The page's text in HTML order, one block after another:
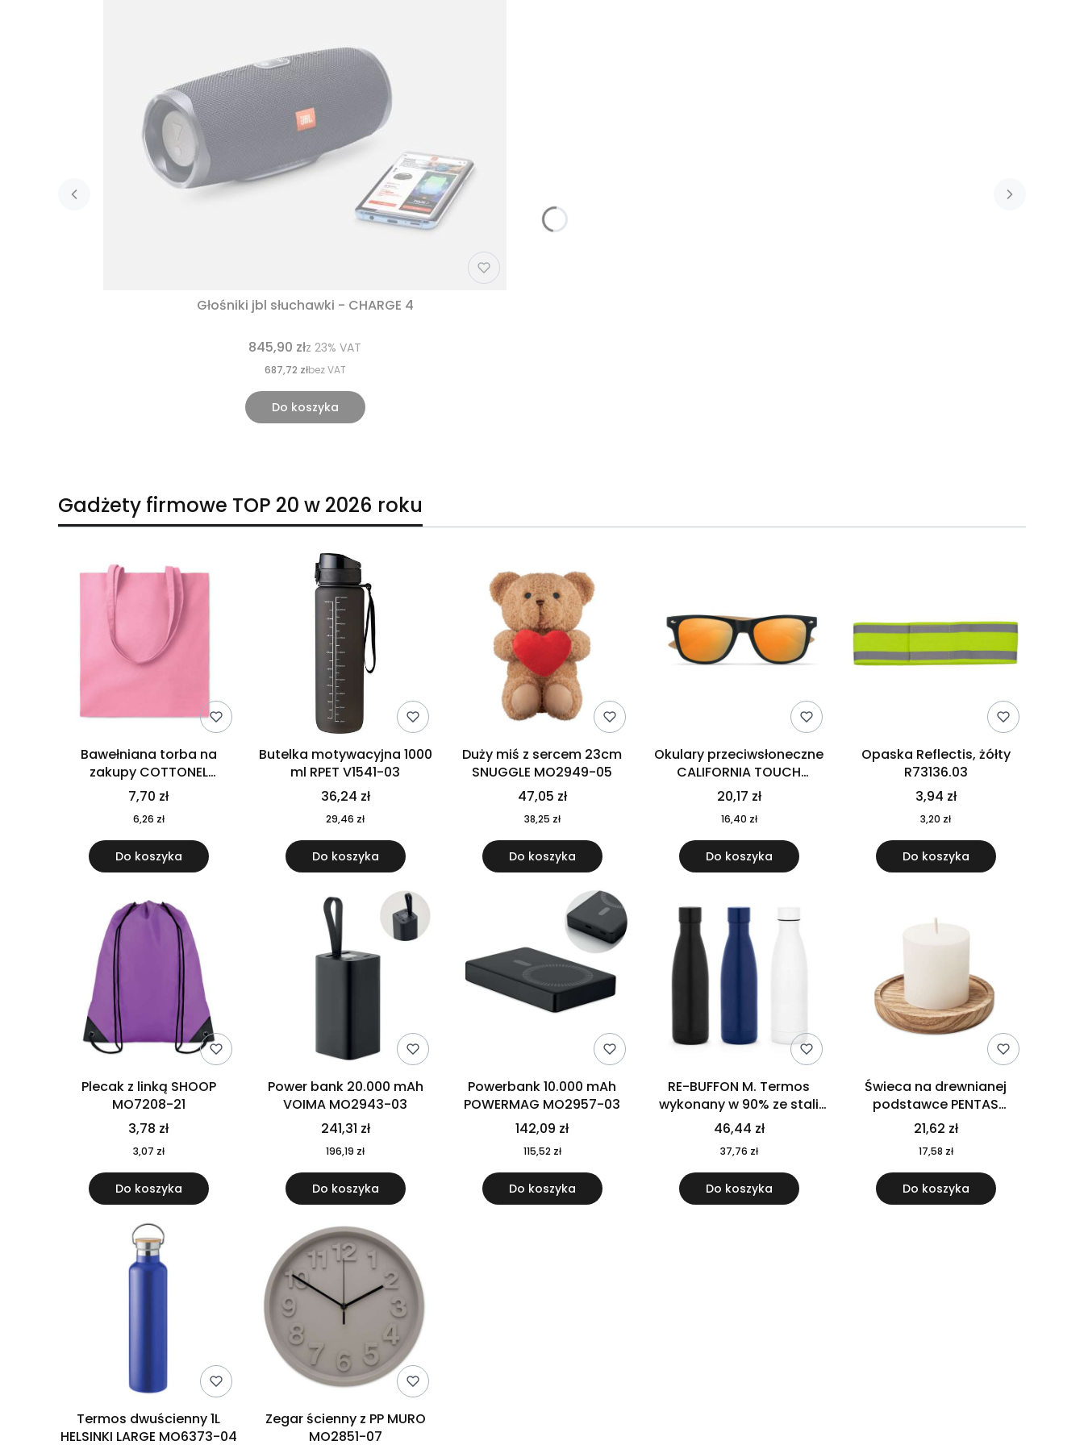
Głośniki jbl słuchawki - CHARGE 4
845,90 złz 23% VAT
687,72 złbez VAT
Do koszyka
Gadżety firmowe TOP 20 w 2026 roku
Bawełniana torba na
zakupy COTTONEL
COLOUR++ MO9846-11
7,70 zł
6,26 zł
Do koszyka
Butelka motywacyjna 1000
ml RPET V1541-03
36,24 zł
29,46 zł
Do koszyka
Duży miś z sercem 23cm
SNUGGLE MO2949-05
47,05 zł
38,25 zł
Do koszyka
Okulary przeciwsłoneczne
CALIFORNIA TOUCH
MO9617-10
20,17 zł
16,40 zł
Do koszyka
Opaska Reflectis, żółty
R73136.03
3,94 zł
3,20 zł
Do koszyka
Plecak z linką SHOOP
MO7208-21
3,78 zł
3,07 zł
Do koszyka
Power bank 20.000 mAh
VOIMA MO2943-03
241,31 zł
196,19 zł
Do koszyka
Powerbank 10.000 mAh
POWERMAG MO2957-03
142,09 zł
115,52 zł
Do koszyka
RE-BUFFON M. Termos
wykonany w 90% ze stali
nierdzewnej pochodzącej z
recyklingu 520 ml 94294
46,44 zł
37,76 zł
Do koszyka
Świeca na drewnianej
podstawce PENTAS
MO6282-40
21,62 zł
17,58 zł
Do koszyka
Termos dwuścienny 1L
HELSINKI LARGE MO6373-04
Zegar ścienny z PP MURO
MO2851-07